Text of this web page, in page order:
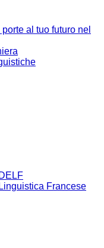
al tuo futuro nel
Francese